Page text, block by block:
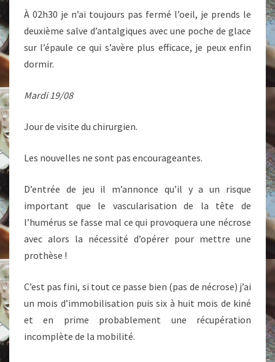
À 02h30 je n’ai toujours pas fermé l’oeil, je prends le
deuxième salve d’antalgiques avec une poche de glace
sur l’épaule ce qui s’avère plus efficace, je peux enfin
dormir.
Mardi 19/08
Jour de visite du chirurgien.
Les nouvelles ne sont pas encourageantes.
D’entrée de jeu il m’annonce qu’il y a un risque
important que le vascularisation de la tête de
l’humérus se fasse mal ce qui provoquera une nécrose
avec alors la nécessité d’opérer pour mettre une
prothèse !
C’est pas fini, si tout ce passe bien (pas de nécrose) j’ai
un mois d’immobilisation puis six à huit mois de kiné
et en prime probablement une récupération
incomplète de la mobilité.